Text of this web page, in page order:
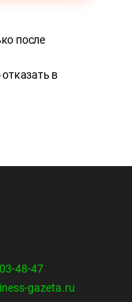
после
в
48-47
gazeta.ru